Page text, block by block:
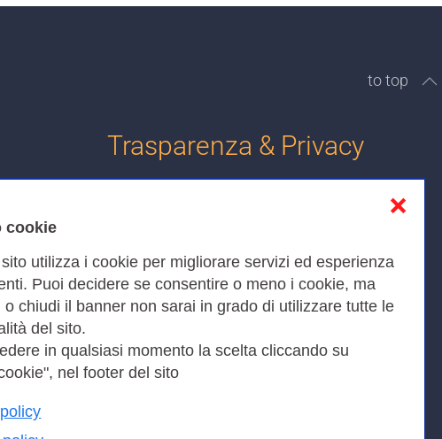
cookie
utilizza i cookie per migliorare servizi ed esperienza
Puoi decidere se consentire o meno i cookie, ma
o chiudi il banner non sarai in grado di utilizzare tutte le
del sito.
in qualsiasi momento la scelta cliccando su
nel footer del sito
❌
to top
Trasparenza & Privacy
Amministrazione trasparente
Bandi di Gara
- Fax 0649622044